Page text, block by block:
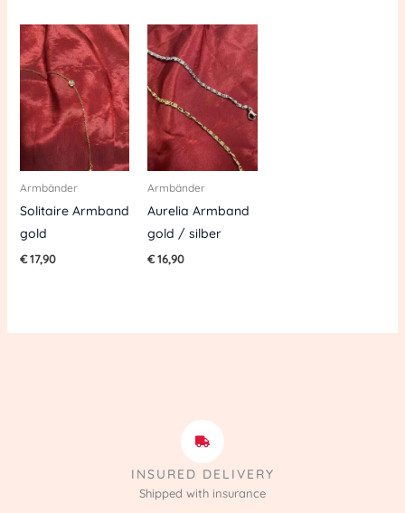
Armbänder
Solitaire Armband
gold
€17,90
Armbänder
Aurelia Armband
gold / silber
€16,90
INSURED DELIVERY
Shipped with insurance